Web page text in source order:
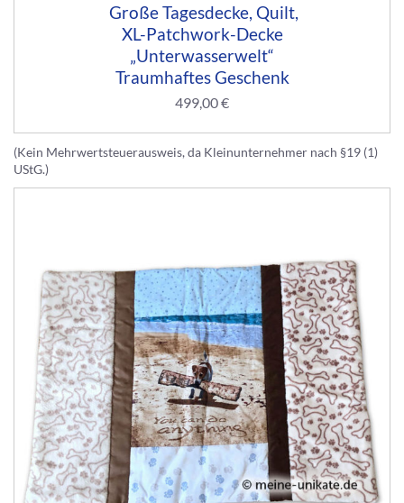
Große Tagesdecke, Quilt,
XL-Patchwork-Decke
„Unterwasserwelt“
Traumhaftes Geschenk
499,00€
(Kein Mehrwertsteuerausweis, da Kleinunternehmer nach §19 (1)
UStG.)